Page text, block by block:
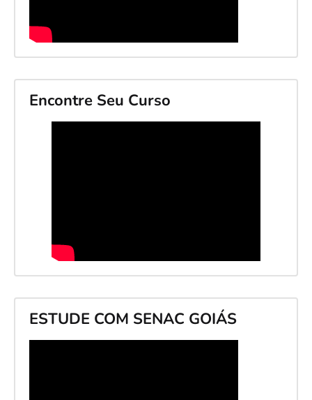
Encontre Seu Curso
ESTUDE COM SENAC GOIÁS